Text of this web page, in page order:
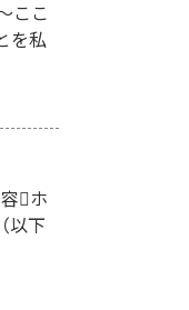
ここ
を私
ホ
以下